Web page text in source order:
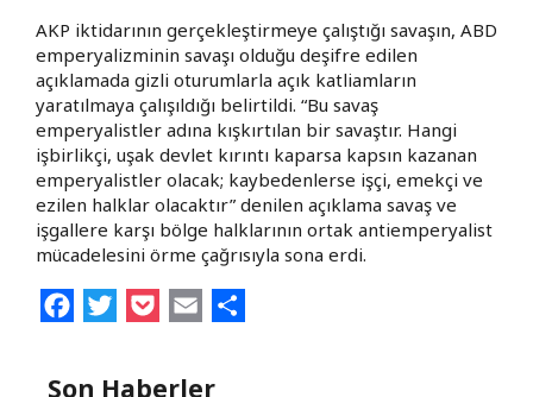
AKP iktidarının gerçekleştirmeye çalıştığı savaşın, ABD
emperyalizminin savaşı olduğu deşifre edilen
açıklamada gizli oturumlarla açık katliamların
yaratılmaya çalışıldığı belirtildi. “Bu savaş
emperyalistler adına kışkırtılan bir savaştır. Hangi
işbirlikçi, uşak devlet kırıntı kaparsa kapsın kazanan
emperyalistler olacak; kaybedenlerse işçi, emekçi ve
ezilen halklar olacaktır” denilen açıklama savaş ve
işgallere karşı bölge halklarının ortak antiemperyalist
mücadelesini örme çağrısıyla sona erdi.
FacebookTwitterPocketEmail
Son Haberler